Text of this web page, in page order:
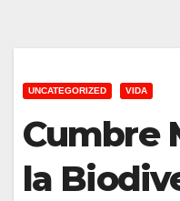
UNCATEGORIZED VIDA
Cumbre
la